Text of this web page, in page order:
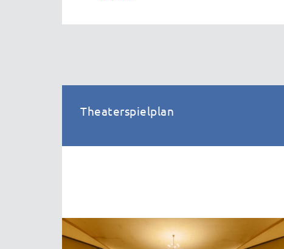
Theaterspielplan